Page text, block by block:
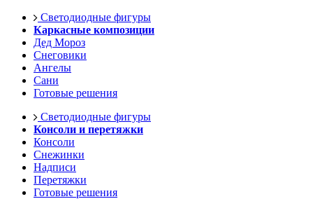
Светодиодные фигуры
Каркасные композиции
Дед Мороз
Снеговики
Ангелы
Сани
Готовые решения
Светодиодные фигуры
Консоли и перетяжки
Консоли
Снежинки
Надписи
Перетяжки
Готовые решения